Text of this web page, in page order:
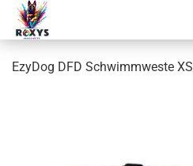
EzyDog DFD Schwimmweste XS